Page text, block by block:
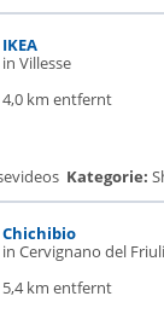
IKEA
in Villesse
4,0 km entfernt
Kategorie:
Chichibio
in Cervignano del Friuli
5,4 km entfernt